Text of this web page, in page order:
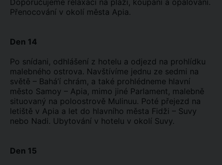
Doporučujeme relaxaci na pláži, koupání a opalování.
Přenocování v okolí města Apia.
Den 14
Po snídani, odhlášení z hotelu a odjezd na prohlídku
malebného ostrova. Navštívíme jednu ze sedmi na
světě – Bahá’í chrám, a také prohlédneme hlavní
město Samoy – Apia, mimo jiné Parlament, malebně
situovaný na poloostrově Mulinuu. Poté přejezd na
letiště v Apia a let do hlavního města Fidži – Suvy
nebo Nadi. Ubytování v hotelu v okolí Suvy.
Den 15